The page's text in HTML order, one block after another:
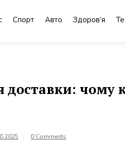
Спорт Авто Здоров’я
доставки: чому
0 Comments